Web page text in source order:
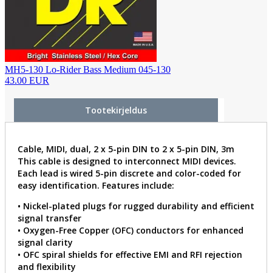
MH5-130 Lo-Rider Bass Medium 045-130
43.00 EUR
Tootekirjeldus
Cable, MIDI, dual, 2 x 5-pin DIN to 2 x 5-pin DIN, 3m
This cable is designed to interconnect MIDI devices.
Each lead is wired 5-pin discrete and color-coded for
easy identification. Features include:
• Nickel-plated plugs for rugged durability and efficient
signal transfer
• Oxygen-Free Copper (OFC) conductors for enhanced
signal clarity
• OFC spiral shields for effective EMI and RFI rejection
and flexibility